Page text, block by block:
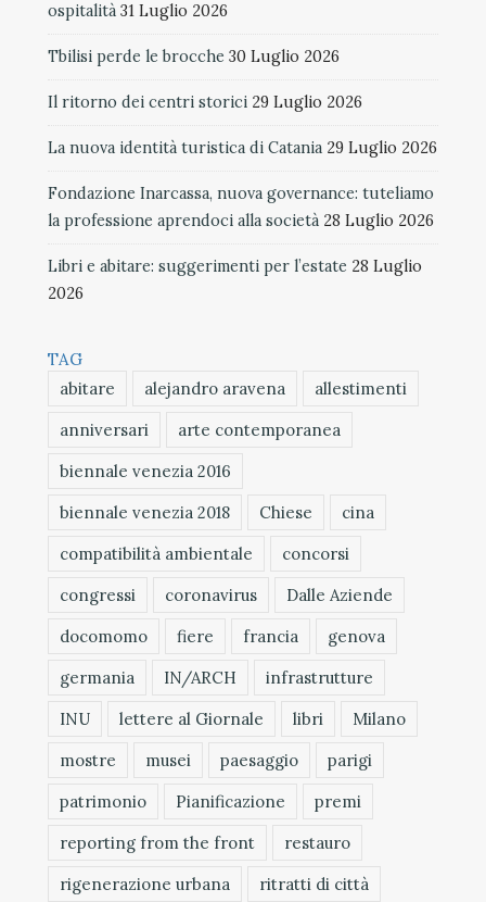
ospitalità 31 Luglio 2026
Tbilisi perde le brocche 30 Luglio 2026
Il ritorno dei centri storici 29 Luglio 2026
La nuova identità turistica di Catania 29 Luglio 2026
Fondazione Inarcassa, nuova governance: tuteliamo
la professione aprendoci alla società 28 Luglio 2026
Libri e abitare: suggerimenti per l’estate 28 Luglio
2026
TAG
abitare
alejandro aravena
allestimenti
anniversari
arte contemporanea
biennale venezia 2016
biennale venezia 2018
Chiese
cina
compatibilità ambientale
concorsi
congressi
coronavirus
Dalle Aziende
docomomo
fiere francia
genova
germania
IN/ARCH
infrastrutture
INU
lettere al Giornale libri
Milano
mostre
musei paesaggio
parigi
patrimonio
Pianificazione
premi
reporting from the front
restauro
rigenerazione urbana
ritratti di città